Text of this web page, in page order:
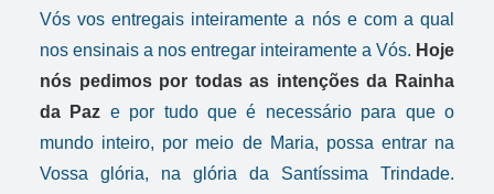
Vós vos entregais inteiramente a nós e com a qual
nos ensinais a nos entregar inteiramente a Vós. Hoje
nós pedimos por todas as intenções da Rainha
da Paz e por tudo que é necessário para que o
mundo inteiro, por meio de Maria, possa entrar na
Vossa glória, na glória da Santíssima Trindade.